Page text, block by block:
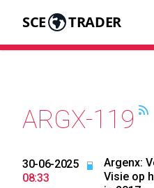
SCE TRADER
ARGX-119
30-06-2025
08:33
Argenx:
Visie op